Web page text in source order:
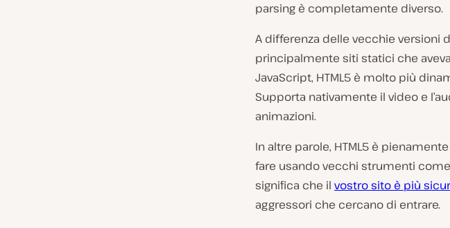
parsing è completamente diverso.
A differenza delle vecchie versioni
principalmente siti statici che
JavaScript, HTML5 è molto più
Supporta nativamente il video e
animazioni.
In altre parole, HTML5 è
fare usando vecchi strumenti come
significa che il vostro sito è più
aggressori che cercano di entrare.